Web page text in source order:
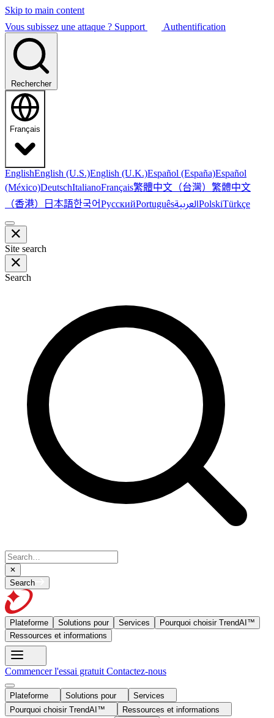
Skip to main content
Vous subissez une attaque ? Support Authentification
Rechercher
Français
EnglishEnglish (U.S.)English (U.K.)Español (España)Español
(México)DeutschItalianoFrançais繁體中文（台灣） 繁體中文
（香港） 日本語한국어РусскийPortuguêsالعربيةPolskiTürkçe
Site search
Search
Search
Plateforme Solutions pour Services
Pourquoi choisir TrendAI™
Ressources et informations
Commencer l'essai gratuit Contactez-nous
Plateforme Solutions pour
Services
Pourquoi choisir TrendAI™
Ressources et informations